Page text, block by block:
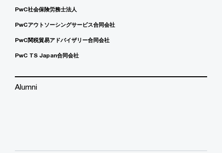
PwC社会保険労務士法人
PwCアウトソーシングサービス合同会社
PwC関税貿易アドバイザリー合同会社
PwC TS Japan合同会社
Alumni